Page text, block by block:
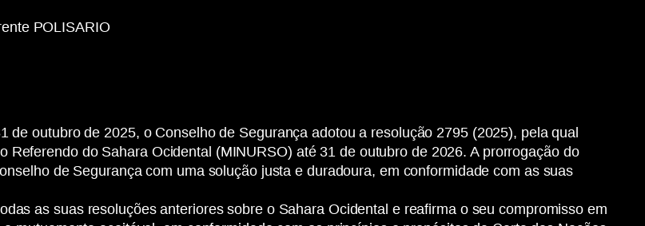
POLISARIO
outubro de 2025, o Conselho de Segurança adotou a resolução 2795 (2025), pela qual
do Sahara Ocidental (MINURSO) até 31 de outubro de 2026. A prorrogação do
de Segurança com uma solução justa e duradoura, em conformidade com as suas
as suas resoluções anteriores sobre o Sahara Ocidental e reafirma o seu compromisso em